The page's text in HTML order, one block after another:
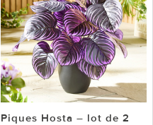
Piques Hosta – lot de 2